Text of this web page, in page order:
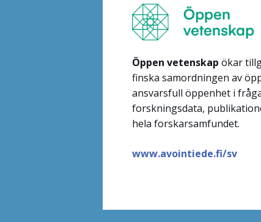
Öppen vetenskap ökar
finska samordningen av
ansvarsfull öppenhet i
forskningsdata,
hela forskarsamfundet.
www.avointiede.fi/sv